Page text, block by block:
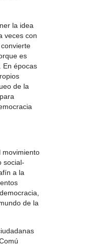
la idea
veces con
convierte
es
En épocas
de la
movimiento
social-
a la
de la